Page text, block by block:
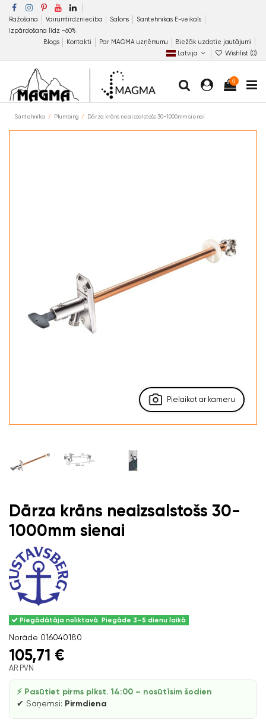
Ražošana Vairumtirdzniecība Salons
Santehnikas E-veikals
Izpārdošana līdz −60%
Blogs
Kontakti Par MAGMA uzņēmumu
Biežāk uzdotie jautājumi
Latvija
Wishlist (0)
0
Santehnika Plumbing Dārza krāns neaizsalstošs 30-1000mm sienai
Pielaikot ar kameru
Dārza krāns neaizsalstošs 30-
1000mm sienai
Piegādātāja noliktavā. Piegāde 3–5 dienu laikā
Norāde 016040180
105,71 €
AR PVN
⚡ Pasūtiet pirms plkst. 14:00 – nosūtīsim šodien
✔ Saņemsi: Pirmdiena